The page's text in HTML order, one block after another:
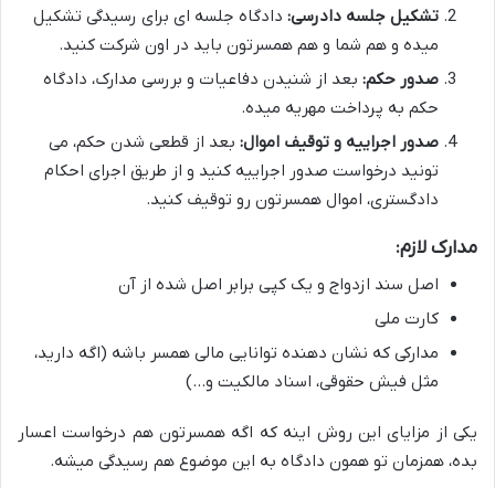
تشکیل جلسه دادرسی: دادگاه جلسه ای برای رسیدگی تشکیل
میده و هم شما و هم همسرتون باید در اون شرکت کنید.
صدور حکم: بعد از شنیدن دفاعیات و بررسی مدارک، دادگاه
حکم به پرداخت مهریه میده.
صدور اجراییه و توقیف اموال: بعد از قطعی شدن حکم، می
تونید درخواست صدور اجراییه کنید و از طریق اجرای احکام
دادگستری، اموال همسرتون رو توقیف کنید.
مدارک لازم:
اصل سند ازدواج و یک کپی برابر اصل شده از آن
کارت ملی
مدارکی که نشان دهنده توانایی مالی همسر باشه (اگه دارید،
مثل فیش حقوقی، اسناد مالکیت و…)
یکی از مزایای این روش اینه که اگه همسرتون هم درخواست اعسار
بده، همزمان تو همون دادگاه به این موضوع هم رسیدگی میشه.